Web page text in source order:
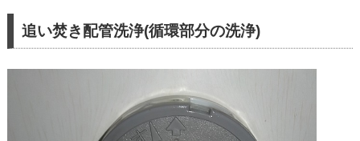
追い焚き配管洗浄(循環部分の洗浄)